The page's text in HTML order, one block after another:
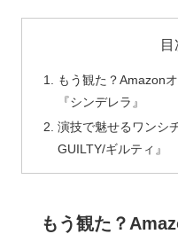
目
もう観た？Amazon
『シンデレラ』
演技で魅せるワンシ
GUILTY/ギルティ』
もう観た？